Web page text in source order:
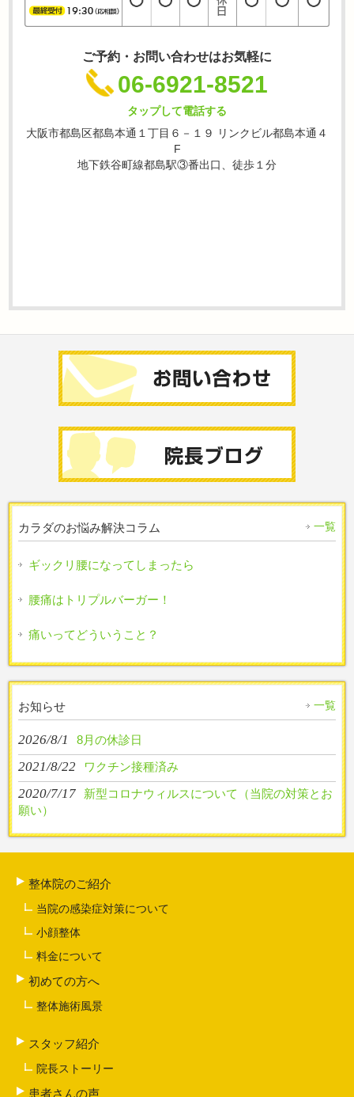
ご予約・お問い合わせはお気軽に
06-6921-8521
タップして電話する
大阪市都島区都島本通１丁目６－１９ リンクビル都島本通４
F
地下鉄谷町線都島駅③番出口、徒歩１分
カラダのお悩み解決コラム 一覧
ギックリ腰になってしまったら
腰痛はトリプルバーガー！
痛いってどういうこと？
お知らせ 一覧
2026/8/1 8月の休診日
2021/8/22 ワクチン接種済み
2020/7/17
新型コロナウィルスについて（当院の対策とお
願い）
整体院のご紹介
当院の感染症対策について
小顔整体
料金について
初めての方へ
整体施術風景
スタッフ紹介
院長ストーリー
患者さんの声